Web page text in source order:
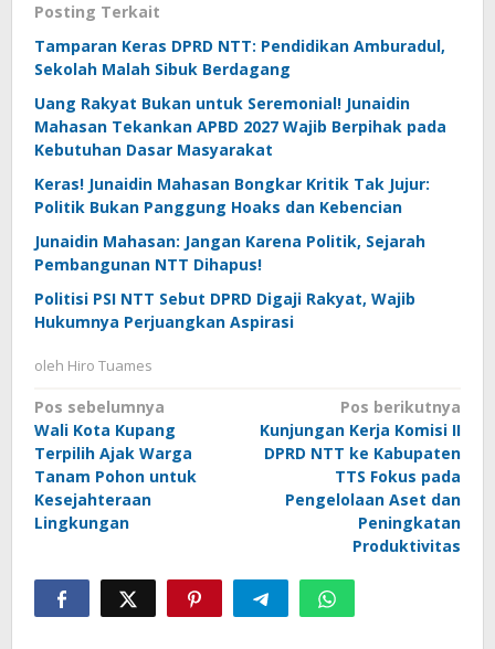
Posting Terkait
Tamparan Keras DPRD NTT: Pendidikan Amburadul,
Sekolah Malah Sibuk Berdagang
Uang Rakyat Bukan untuk Seremonial! Junaidin
Mahasan Tekankan APBD 2027 Wajib Berpihak pada
Kebutuhan Dasar Masyarakat
Keras! Junaidin Mahasan Bongkar Kritik Tak Jujur:
Politik Bukan Panggung Hoaks dan Kebencian
Junaidin Mahasan: Jangan Karena Politik, Sejarah
Pembangunan NTT Dihapus!
Politisi PSI NTT Sebut DPRD Digaji Rakyat, Wajib
Hukumnya Perjuangkan Aspirasi
oleh Hiro Tuames
Navigasi
pos
Pos sebelumnya
Wali Kota Kupang
Terpilih Ajak Warga
Tanam Pohon untuk
Kesejahteraan
Lingkungan
Pos berikutnya
Kunjungan Kerja Komisi II
DPRD NTT ke Kabupaten
TTS Fokus pada
Pengelolaan Aset dan
Peningkatan
Produktivitas